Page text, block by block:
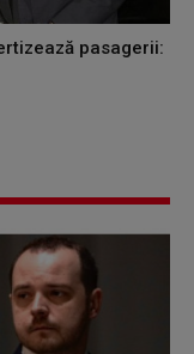
pasagerii: